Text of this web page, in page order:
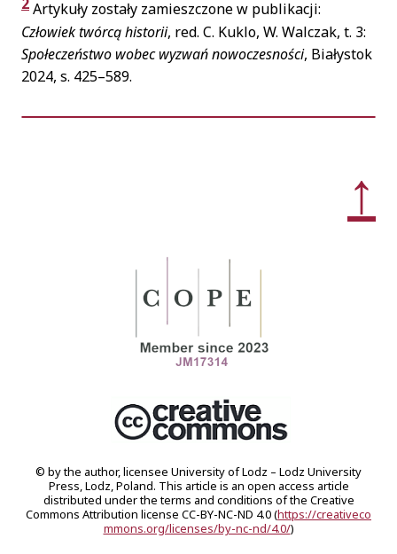
Artykuły zostały zamieszczone w publikacji:
Człowiek twórcą historii, red. C. Kuklo, W. Walczak, t. 3:
Społeczeństwo wobec wyzwań nowoczesności, Białystok
2024, s. 425–589.
↑
© by the author, licensee University of Lodz – Lodz University
Press, Lodz, Poland. This article is an open access article
distributed under the terms and conditions of the Creative
Commons Attribution license CC-BY-NC-ND 4.0 (https://creativeco
mmons.org/licenses/by-nc-nd/4.0/)